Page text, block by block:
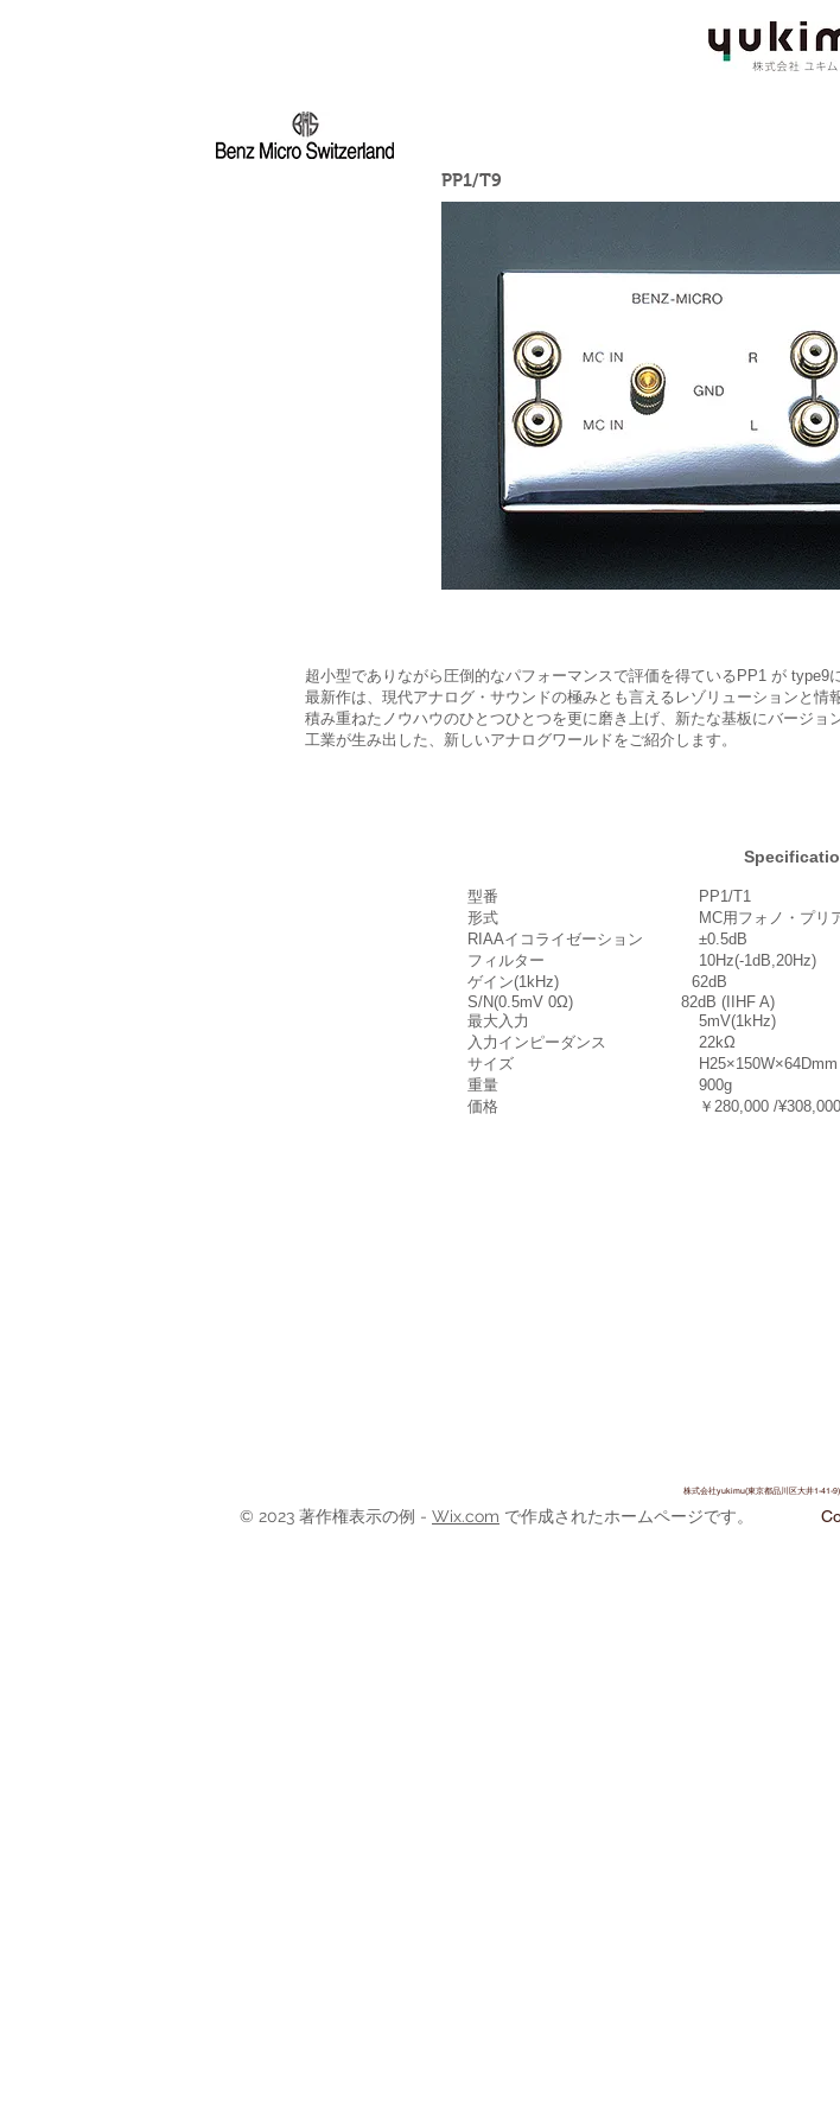
PP1/T9
超小型でありながら圧倒的なパフォーマンスで評価を得ているPP1 が type9
最新作は、現代アナログ・サウンドの極みとも言えるレゾリューションと情
積み重ねたノウハウのひとつひとつを更に磨き上げ、新たな基板にバージ
工業が生み出した、新しいアナログワールドをご紹介します。
型番 PP1/T1
形式 MC用フォノ・プリア
RIAAイコライゼーション ±0.5dB
フィルター 10Hz(-1dB,20Hz)
ゲイン(1kHz) 62dB
S/N(0.5mV 0Ω) 82dB (IIHF A)
最大入力 5mV(1kHz)
入力インピーダンス 22kΩ
サイズ H25×150W×64Dmm
重量 900g
価格 ￥280,000 /¥308,000(
株式会社yukimu(東京都品川区大井1-41-
© 2023 著作権表示の例 - Wix.com で作成されたホームページです。